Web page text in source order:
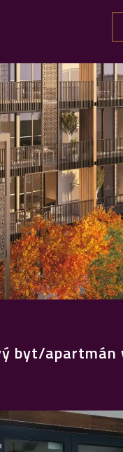
byt/